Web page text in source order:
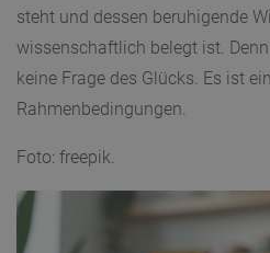
steht und dessen beruhigende
wissenschaftlich belegt ist.
keine Frage des Glücks. Es ist
Rahmenbedingungen.
Foto: freepik.